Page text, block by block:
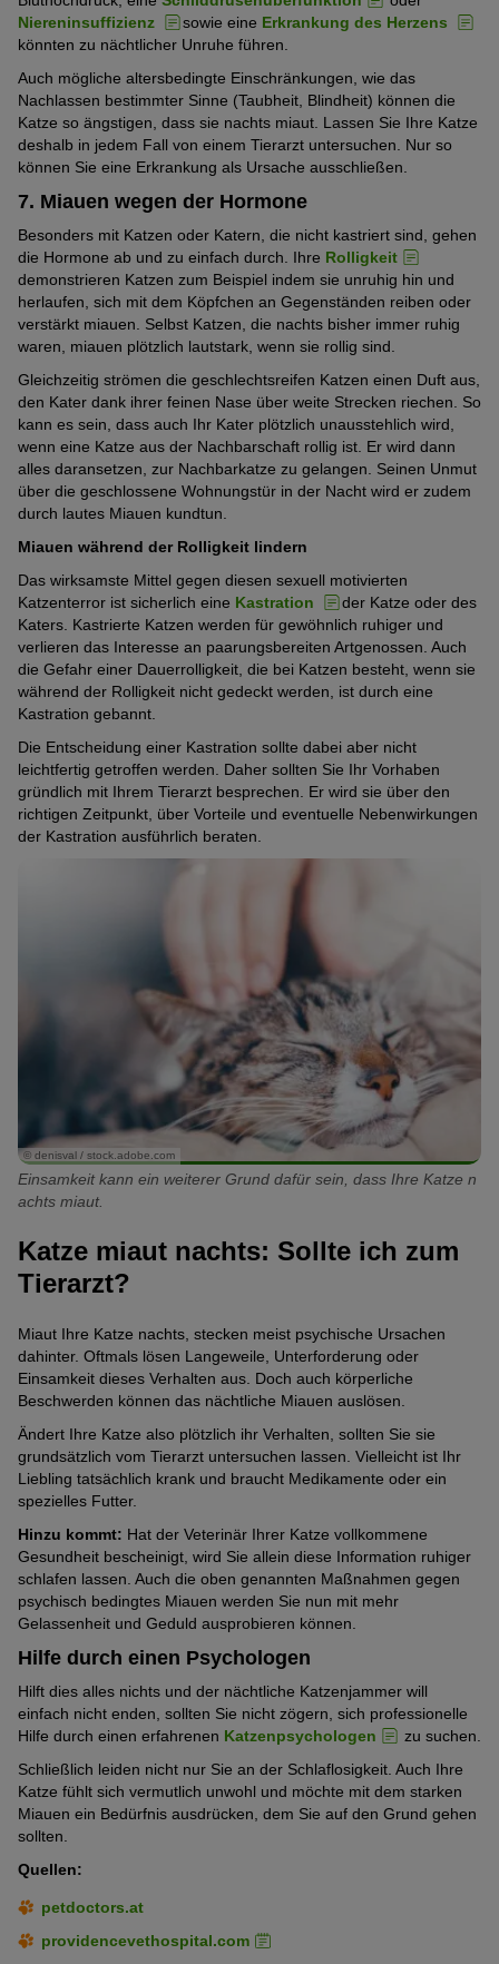
Niereninsuffizienz
sowie eine Erkrankung des Herzens
könnten zu nächtlicher Unruhe führen.
Auch mögliche altersbedingte Einschränkungen, wie das
Nachlassen bestimmter Sinne (Taubheit, Blindheit) können die
Katze so ängstigen, dass sie nachts miaut. Lassen Sie Ihre Katze
deshalb in jedem Fall von einem Tierarzt untersuchen. Nur so
können Sie eine Erkrankung als Ursache ausschließen.
7. Miauen wegen der Hormone
Besonders mit Katzen oder Katern, die nicht kastriert sind, gehen
die Hormone ab und zu einfach durch. Ihre Rolligkeit
demonstrieren Katzen zum Beispiel indem sie unruhig hin und
herlaufen, sich mit dem Köpfchen an Gegenständen reiben oder
verstärkt miauen. Selbst Katzen, die nachts bisher immer ruhig
waren, miauen plötzlich lautstark, wenn sie rollig sind.
Gleichzeitig strömen die geschlechtsreifen Katzen einen Duft aus,
den Kater dank ihrer feinen Nase über weite Strecken riechen. So
kann es sein, dass auch Ihr Kater plötzlich unausstehlich wird,
wenn eine Katze aus der Nachbarschaft rollig ist. Er wird dann
alles daransetzen, zur Nachbarkatze zu gelangen. Seinen Unmut
über die geschlossene Wohnungstür in der Nacht wird er zudem
durch lautes Miauen kundtun.
Miauen während der Rolligkeit lindern
Das wirksamste Mittel gegen diesen sexuell motivierten
Katzenterror ist sicherlich eine Kastration
der Katze oder des
Katers. Kastrierte Katzen werden für gewöhnlich ruhiger und
verlieren das Interesse an paarungsbereiten Artgenossen. Auch
die Gefahr einer Dauerrolligkeit, die bei Katzen besteht, wenn sie
während der Rolligkeit nicht gedeckt werden, ist durch eine
Kastration gebannt.
Die Entscheidung einer Kastration sollte dabei aber nicht
leichtfertig getroffen werden. Daher sollten Sie Ihr Vorhaben
gründlich mit Ihrem Tierarzt besprechen. Er wird sie über den
richtigen Zeitpunkt, über Vorteile und eventuelle Nebenwirkungen
der Kastration ausführlich beraten.
© denisval / stock.adobe.com
Einsamkeit kann ein weiterer Grund dafür sein, dass Ihre Katze n
achts miaut.
Katze miaut nachts: Sollte ich zum
Tierarzt?
Miaut Ihre Katze nachts, stecken meist psychische Ursachen
dahinter. Oftmals lösen Langeweile, Unterforderung oder
Einsamkeit dieses Verhalten aus. Doch auch körperliche
Beschwerden können das nächtliche Miauen auslösen.
Ändert Ihre Katze also plötzlich ihr Verhalten, sollten Sie sie
grundsätzlich vom Tierarzt untersuchen lassen. Vielleicht ist Ihr
Liebling tatsächlich krank und braucht Medikamente oder ein
spezielles Futter.
Hinzu kommt: Hat der Veterinär Ihrer Katze vollkommene
Gesundheit bescheinigt, wird Sie allein diese Information ruhiger
schlafen lassen. Auch die oben genannten Maßnahmen gegen
psychisch bedingtes Miauen werden Sie nun mit mehr
Gelassenheit und Geduld ausprobieren können.
Hilfe durch einen Psychologen
Hilft dies alles nichts und der nächtliche Katzenjammer will
einfach nicht enden, sollten Sie nicht zögern, sich professionelle
Hilfe durch einen erfahrenen Katzenpsychologen
zu suchen.
Schließlich leiden nicht nur Sie an der Schlaflosigkeit. Auch Ihre
Katze fühlt sich vermutlich unwohl und möchte mit dem starken
Miauen ein Bedürfnis ausdrücken, dem Sie auf den Grund gehen
sollten.
Quellen:
petdoctors.at
providencevethospital.com